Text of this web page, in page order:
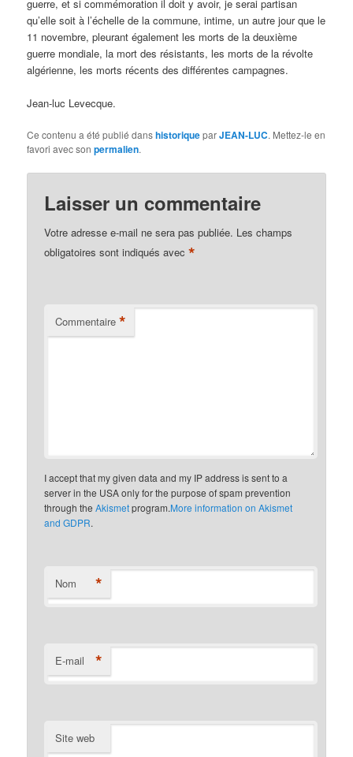
guerre, et si commémoration il doit y avoir, je serai partisan
qu’elle soit à l’échelle de la commune, intime, un autre jour que le
11 novembre, pleurant également les morts de la deuxième
guerre mondiale, la mort des résistants, les morts de la révolte
algérienne, les morts récents des différentes campagnes.
Jean-luc Levecque.
Ce contenu a été publié danshistoriqueparJEAN-LUC. Mettez-le en
favori avec sonpermalien.
Laisser un commentaire
Votre adresse e-mail ne sera pas publiée. Les champs
obligatoires sont indiqués avec*
Commentaire *
I accept that my given data and my IP address is sent to a
server in the USA only for the purpose of spam prevention
through theAkismetprogram.More information on Akismet
and GDPR.
Nom *
E-mail *
Site web